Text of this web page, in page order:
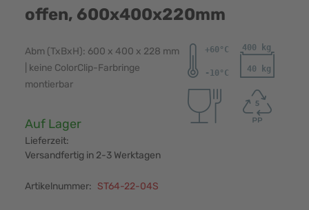
offen, 600x400x220mm
Abm (TxBxH): 600 x 400 x 228 mm
| keine ColorClip-Farbringe
montierbar
Verfügbarkeit:
Auf Lager
Lieferzeit:
Versandfertig in 2-3 Werktagen
Artikelnummer: ST64-22-04S